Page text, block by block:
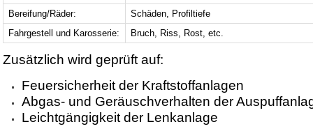
Bereifung/Räder:
Schäden, Profiltiefe
Fahrgestell und Karosserie:
Bruch, Riss, Rost, etc.
Zusätzlich wird geprüft auf:
Feuersicherheit der Kraftstoffanlagen
Abgas- und Geräuschverhalten der
Leichtgängigkeit der Lenkanlage